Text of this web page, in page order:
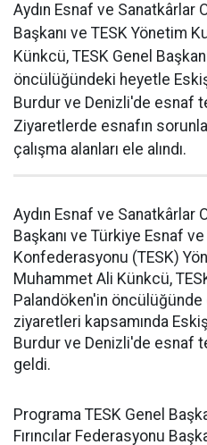
Aydın Esnaf ve Sanatkârlar
Başkanı ve TESK Yönetim
Künkcü, TESK Genel
öncülüğündeki heyetle
Burdur ve Denizli'de esnaf
Ziyaretlerde esnafın
çalışma alanları ele alındı.
Aydın Esnaf ve Sanatkârlar
Başkanı ve Türkiye Esnaf
Konfederasyonu (TESK)
Muhammet Ali Künkcü,
Palandöken'in
ziyaretleri kapsamında
Burdur ve Denizli'de esnaf
geldi.
Programa TESK Genel
Fırıncılar Federasyonu